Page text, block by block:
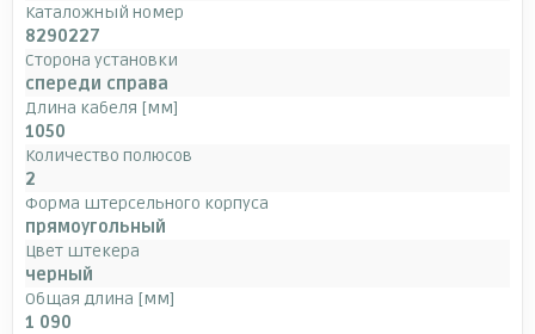
Каталожный номер
8290227
Сторона установки
спереди справа
Длина кабеля [мм]
1050
Количество полюсов
2
Форма штерсельного корпуса
прямоугольный
Цвет штекера
черный
Общая длина [мм]
1 090